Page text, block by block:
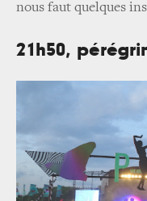
nous faut quelques
21h50,